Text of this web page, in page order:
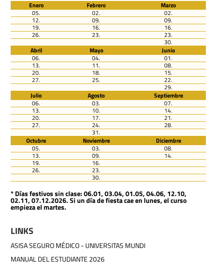
Enero Febrero
Marzo
05.
02. 02.
12. 09. 09.
19. 16. 16.
26. 23. 23.
30.
Abril
Mayo
Junio
06.
04. 01.
13. 11. 08.
20. 18. 15.
27. 25. 22.
29.
Julio
Agosto
Septiembre
06.
03. 07.
13. 10. 14.
20. 17. 21.
27. 24. 28.
31.
Octubre
Noviembre
Diciembre
05.
03. 08.
13. 09. 14.
19. 16.
26. 23.
30.
* Días festivos sin clase: 06.01, 03.04, 01.05, 04.06, 12.10,
02.11, 07.12.2026. Si un día de fiesta cae en lunes, el curso
empieza el martes.
LINKS
ASISA SEGURO MÉDICO - UNIVERSITAS MUNDI
MANUAL DEL ESTUDIANTE 2026